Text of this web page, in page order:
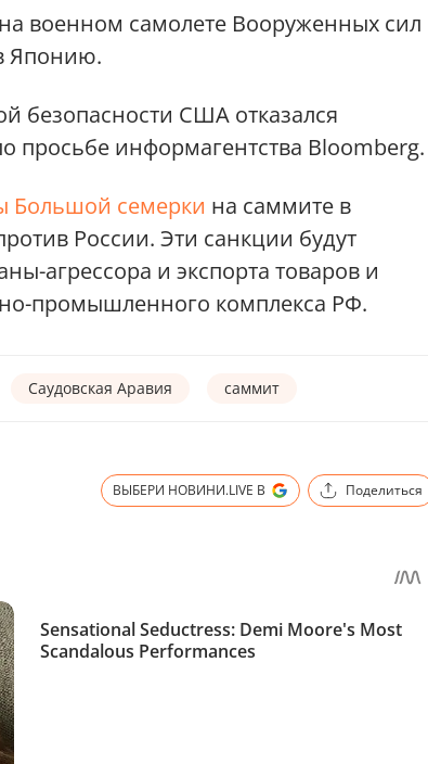
военном самолете Вооруженных сил
Японию.
безопасности США отказался
просьбе информагентства Bloomberg.
Большой семерки на саммите в
России. Эти санкции будут
агрессора и экспорта товаров и
промышленного комплекса РФ.
Саудовская Аравия саммит
ВЫБЕРИ НОВИНИ.LIVE В Поделиться